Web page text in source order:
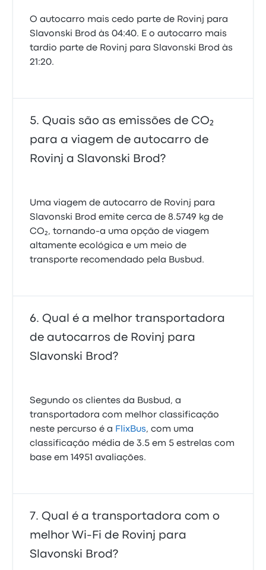
O autocarro mais cedo parte de Rovinj para
Slavonski Brod às 04:40. E o autocarro mais
tardio parte de Rovinj para Slavonski Brod às
21:20.
Quais são as emissões de CO₂
para a viagem de autocarro de
Rovinj a Slavonski Brod?
Uma viagem de autocarro de Rovinj para
Slavonski Brod emite cerca de 8.5749 kg de
CO₂, tornando-a uma opção de viagem
altamente ecológica e um meio de
transporte recomendado pela Busbud.
Qual é a melhor transportadora
de autocarros de Rovinj para
Slavonski Brod?
Segundo os clientes da Busbud, a
transportadora com melhor classificação
neste percurso é a FlixBus, com uma
classificação média de 3.5 em 5 estrelas com
base em 14951 avaliações.
Qual é a transportadora com o
melhor Wi-Fi de Rovinj para
Slavonski Brod?